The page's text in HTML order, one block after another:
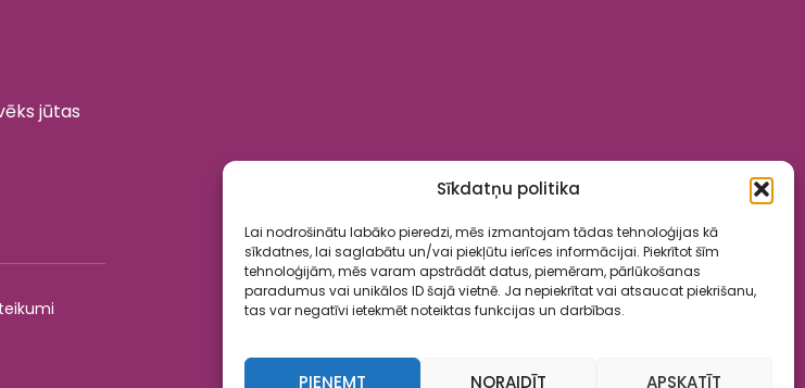
Sīkdatņu politika
Lai nodrošinātu labāko pieredzi, mēs izmantojam tādas tehnoloģijas kā
sīkdatnes, lai saglabātu un/vai piekļūtu ierīces informācijai. Piekrītot šīm
tehnoloģijām, mēs varam apstrādāt datus, piemēram, pārlūkošanas
paradumus vai unikālos ID šajā vietnē. Ja nepiekrītat vai atsaucat piekrišanu,
tas var negatīvi ietekmēt noteiktas funkcijas un darbības.
PIEŅEMT NORAIDĪT APSKATĪT
jūtas